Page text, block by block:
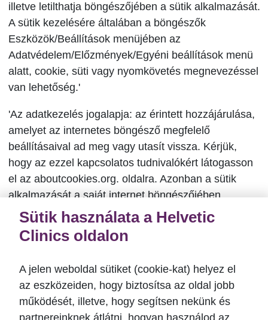
illetve letilthatja böngészőjében a sütik alkalmazását.
A sütik kezelésére általában a böngészők
Eszközök/Beállítások menüjében az
Adatvédelem/Előzmények/Egyéni beállítások menü
alatt, cookie, süti vagy nyomkövetés megnevezéssel
van lehetőség.'
'Az adatkezelés jogalapja: az érintett hozzájárulása,
amelyet az internetes böngésző megfelelő
beállításaival ad meg vagy utasít vissza. Kérjük,
hogy az ezzel kapcsolatos tudnivalókért látogasson
el az aboutcookies.org. oldalra. Azonban a sütik
alkalmazását a saját internet böngészőjében
törölheti, illetve letilthatja.'
Impresszum
Sütik használata a Helvetic
Clinics oldalon
A jelen weboldal sütiket (cookie-kat) helyez el
az eszközeiden, hogy biztosítsa az oldal jobb
működését, illetve, hogy segítsen nekünk és
partnereinknek átlátni, hogyan használod az